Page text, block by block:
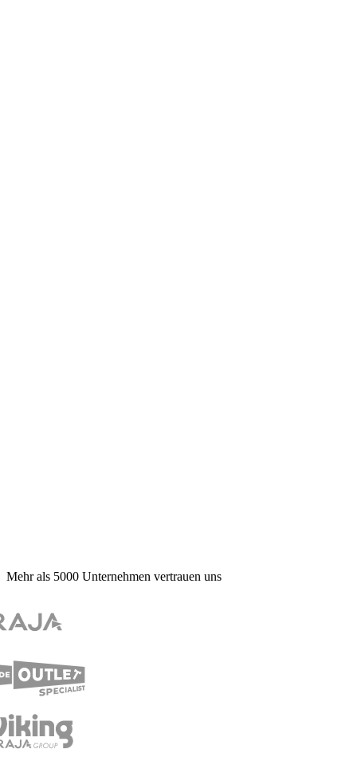
Mehr als 5000 Unternehmen vertrauen uns